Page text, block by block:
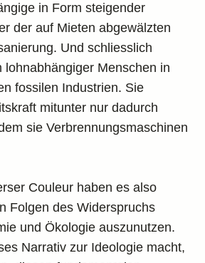
in Form steigender
der auf Mieten abgewälzten
Und schliesslich
lohnabhängiger Menschen in
fossilen Industrien. Sie
mitunter nur dadurch
sie Verbrennungsmaschinen
Couleur haben es also
Folgen des Widerspruchs
und Ökologie auszunutzen.
Narrativ zur Ideologie macht,